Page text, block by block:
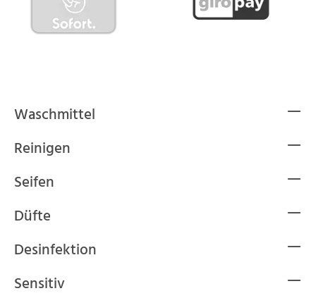
Waschmittel
Reinigen
Seifen
Düfte
Desinfektion
Sensitiv